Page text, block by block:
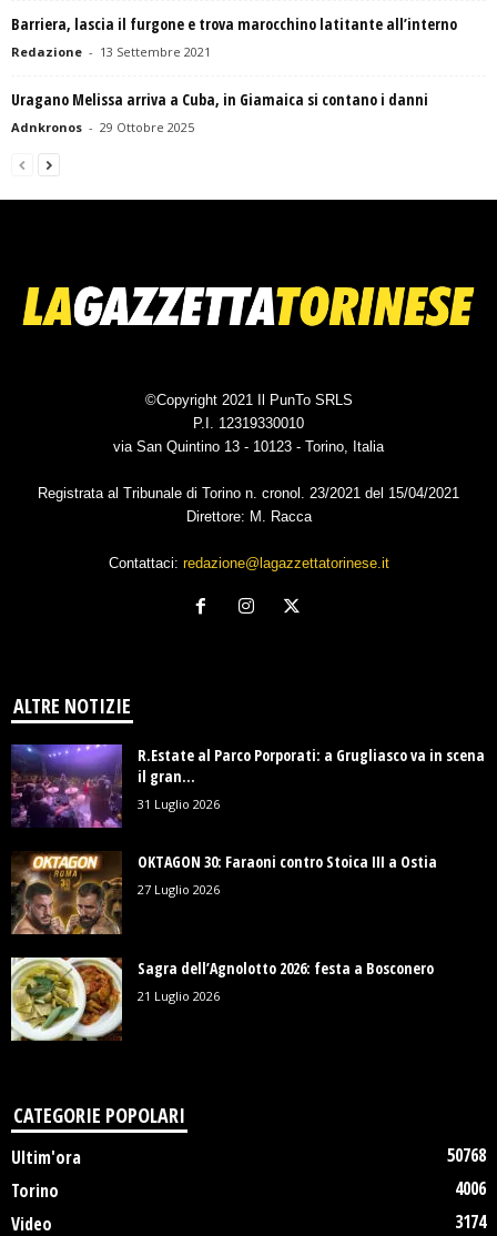
Barriera, lascia il furgone e trova marocchino latitante all’interno
Redazione - 13 Settembre 2021
Uragano Melissa arriva a Cuba, in Giamaica si contano i danni
Adnkronos - 29 Ottobre 2025
©Copyright 2021 Il PunTo SRLS
P.I. 12319330010
via San Quintino 13 - 10123 - Torino, Italia
Registrata al Tribunale di Torino n. cronol. 23/2021 del 15/04/2021
Direttore: M. Racca
Contattaci: redazione@lagazzettatorinese.it
ALTRE NOTIZIE
R.Estate al Parco Porporati: a Grugliasco va in scena
il gran...
31 Luglio 2026
OKTAGON 30: Faraoni contro Stoica III a Ostia
27 Luglio 2026
Sagra dell’Agnolotto 2026: festa a Bosconero
21 Luglio 2026
CATEGORIE POPOLARI
Ultim'ora
50768
Torino
4006
Video
3174